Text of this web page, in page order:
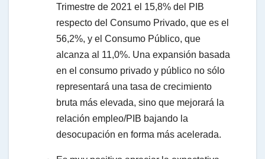
Trimestre de 2021 el 15,8% del PIB
respecto del Consumo Privado, que es el
56,2%, y el Consumo Público, que
alcanza al 11,0%. Una expansión basada
en el consumo privado y público no sólo
representará una tasa de crecimiento
bruta más elevada, sino que mejorará la
relación empleo/PIB bajando la
desocupación en forma más acelerada.